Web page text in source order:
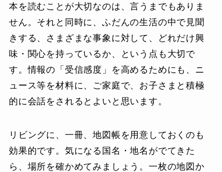
本を読むことが大切なのは、言うまでもありま
せん。それと同時に、ふだんの生活の中で見聞
きする、さまざまな事象に対して、どれだけ興
味・関心を持っているか、という点も大切で
す。情報の「受信感度」を高めるためにも、ニ
ュース等を材料に、ご家庭で、お子さまと積極
的に会話をされるとよいと思います。
リビングに、一冊、地図帳を用意しておくのも
効果的です。気になる国名・地名がでてきた
ら、場所を確かめてみましょう。一枚の地図か